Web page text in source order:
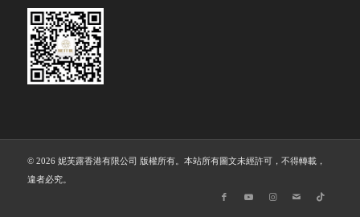
© 2026 妮芙露香港有限公司 版權所有。本站所有圖文未經許可，不得轉載，
違者必究。